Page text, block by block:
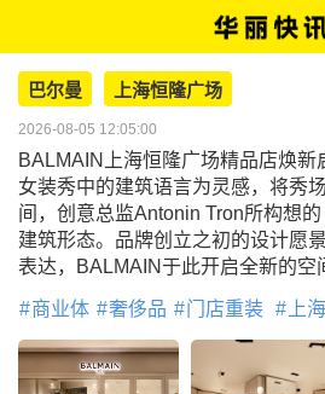
巴尔曼 上海恒隆广场
2026-08-05 12:05:00
BALMAIN上海恒隆广场精品店焕新
女装秀中的建筑语言为灵感，将秀
间，创意总监Antonin Tron所构想
建筑形态。品牌创立之初的设计愿
表达，BALMAIN于此开启全新的空
商业体 奢侈品 门店重装 上